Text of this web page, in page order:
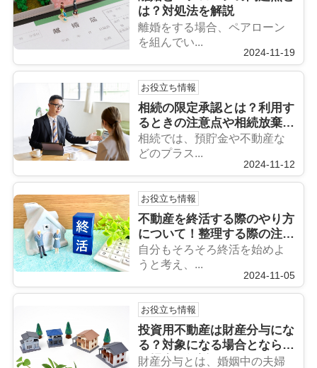
は？対処法を解説
離婚をする場合、ペアローン
を組んでい...
2024-11-19
お役立ち情報
相続の限定承認とは？利用す
るときの注意点や相続放棄と
の違いを解説
相続では、預貯金や不動産な
どのプラス...
2024-11-12
お役立ち情報
不動産を終活する際のやり方
について！整理する際の注意
点も解説
自分もそろそろ終活を始めよ
うと考え、...
2024-11-05
お役立ち情報
投資用不動産は財産分与にな
る？対象になる場合とならな
い場合を解説
財産分与とは、婚姻中の夫婦